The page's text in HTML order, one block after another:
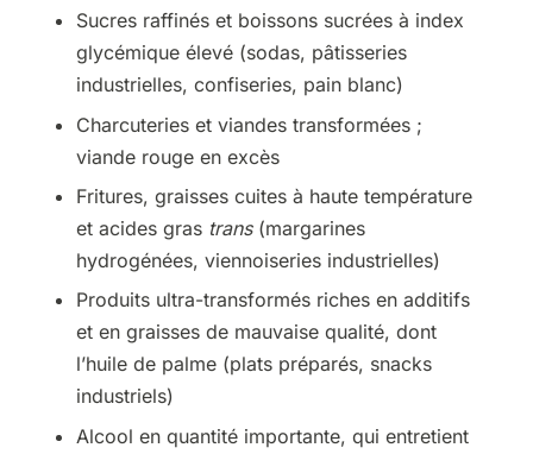
Sucres raffinés et boissons sucrées à index
glycémique élevé (sodas, pâtisseries
industrielles, confiseries, pain blanc)
Charcuteries et viandes transformées ;
viande rouge en excès
Fritures, graisses cuites à haute température
et acides gras trans(margarines
hydrogénées, viennoiseries industrielles)
Produits ultra-transformés riches en additifs
et en graisses de mauvaise qualité, dont
l’huile de palme (plats préparés, snacks
industriels)
Alcool en quantité importante, qui entretient